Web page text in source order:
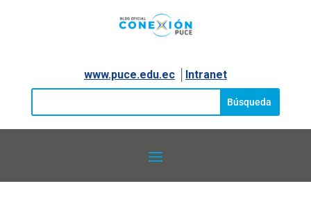
www.puce.edu.ec│ Intranet